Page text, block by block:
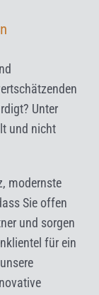
Unter
und nicht
modernste
Sie offen
und sorgen
für ein